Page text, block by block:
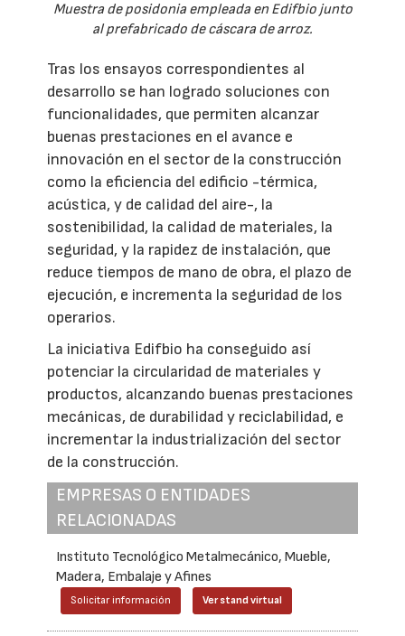
Muestra de posidonia empleada en Edifbio junto
al prefabricado de cáscara de arroz.
Tras los ensayos correspondientes al
desarrollo se han logrado soluciones con
funcionalidades, que permiten alcanzar
buenas prestaciones en el avance e
innovación en el sector de la construcción
como la eficiencia del edificio -térmica,
acústica, y de calidad del aire-, la
sostenibilidad, la calidad de materiales, la
seguridad, y la rapidez de instalación, que
reduce tiempos de mano de obra, el plazo de
ejecución, e incrementa la seguridad de los
operarios.
La iniciativa Edifbio ha conseguido así
potenciar la circularidad de materiales y
productos, alcanzando buenas prestaciones
mecánicas, de durabilidad y reciclabilidad, e
incrementar la industrialización del sector
de la construcción.
EMPRESAS O ENTIDADES
RELACIONADAS
Instituto Tecnológico Metalmecánico, Mueble,
Madera, Embalaje y Afines
Solicitar información Ver stand virtual